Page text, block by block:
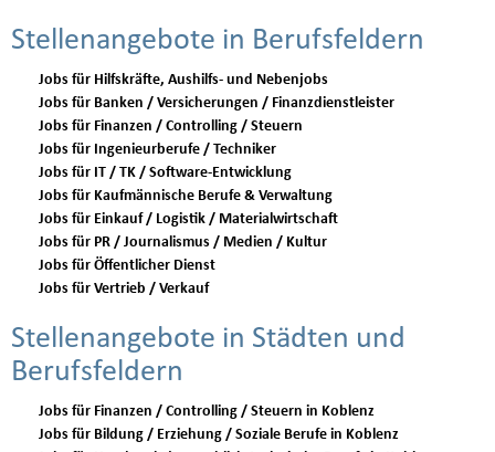
Stellenangebote in Berufsfeldern
Jobs für Hilfskräfte, Aushilfs- und Nebenjobs
Jobs für Banken / Versicherungen / Finanzdienstleister
Jobs für Finanzen / Controlling / Steuern
Jobs für Ingenieurberufe / Techniker
Jobs für IT / TK / Software-Entwicklung
Jobs für Kaufmännische Berufe & Verwaltung
Jobs für Einkauf / Logistik / Materialwirtschaft
Jobs für PR / Journalismus / Medien / Kultur
Jobs für Öffentlicher Dienst
Jobs für Vertrieb / Verkauf
Stellenangebote in Städten und
Berufsfeldern
Jobs für Finanzen / Controlling / Steuern in Koblenz
Jobs für Bildung / Erziehung / Soziale Berufe in Koblenz